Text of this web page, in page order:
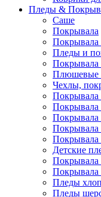
Пледы &
Саше
Покрывала
Покрывала
Пледы и
Покрывала
Плюшевые
Чехлы,
Покрывала
Покрывала
Покрывала
Детские
Покрывала
Покрывала
Пледы
Пледы